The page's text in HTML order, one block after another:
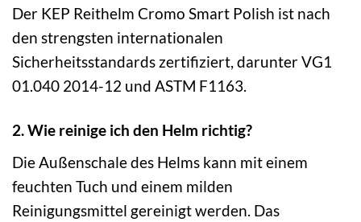
Der KEP Reithelm Cromo Smart Polish ist nach
den strengsten internationalen
Sicherheitsstandards zertifiziert, darunter VG1
01.040 2014-12 und ASTM F1163.
2. Wie reinige ich den Helm richtig?
Die Außenschale des Helms kann mit einem
feuchten Tuch und einem milden
Reinigungsmittel gereinigt werden. Das